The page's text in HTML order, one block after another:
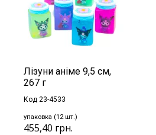
Лізуни аніме 9,5 см,
267 г
Код 23-4533
упаковка (12 шт.)
455,40 грн.